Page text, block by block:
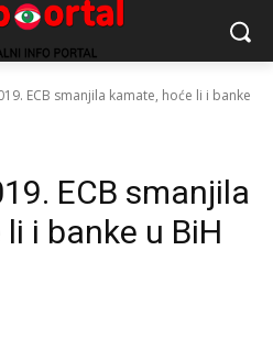
ECB smanjila kamate, hoće li i banke
ECB smanjila
i banke u BiH